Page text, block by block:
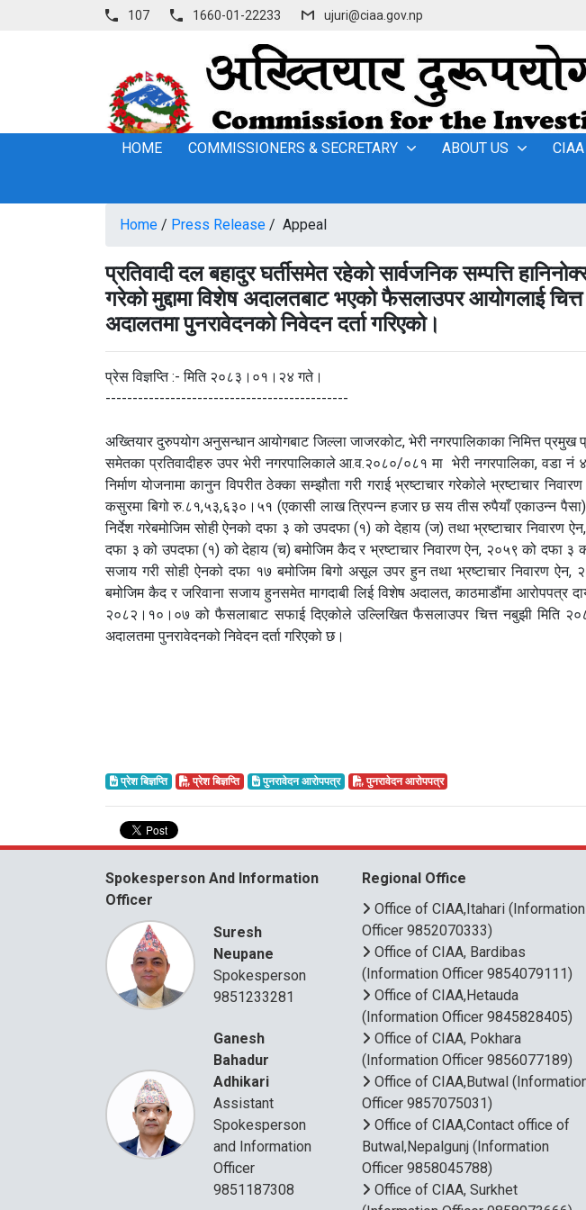
107 1660-01-22233 ujuri@ciaa.gov.np
HOME COMMISSIONERS & SECRETARY ABOUT US
Home / Press Release / Appeal
प्रतिवादी दल बहादुर घर्तीसमेत रहेको सार्वजनिक सम्पत्ति
गरेको मुद्दामा विशेष अदालतबाट भएको फैसलाउपर आयोगलाई चित्त
अदालतमा पुनरावेदनको निवेदन दर्ता गरिएको।
प्रेस विज्ञप्ति :- मिति २०८३।०१।२४ गते।
---------------------------------------------
अख्तियार दुरुपयोग अनुसन्धान आयोगबाट जिल्ला जाजरकोट, भेरी नगरपालिकाका निमित्त प्रमुख
समेतका प्रतिवादीहरु उपर भेरी नगरपालिकाले आ.व.२०८०/०८१ मा भेरी नगरपालिका, वडा नं ४
निर्माण योजनामा कानुन विपरीत ठेक्का सम्झौता गरी गराई भ्रष्टाचार गरेकोले भ्रष्टाचार
कसुरमा बिगो रु.८१,५३,६३०।५१ (एकासी लाख त्रिपन्न हजार छ सय तीस रुपैयाँ एकाउन्न
निर्देश गरेबमोजिम सोही ऐनको दफा ३ को उपदफा (१) को देहाय (ज) तथा भ्रष्टाचार निवारण
दफा ३ को उपदफा (१) को देहाय (च) बमोजिम कैद र भ्रष्टाचार निवारण ऐन, २०५९ को दफा ३
सजाय गरी सोही ऐनको दफा १७ बमोजिम बिगो असूल उपर हुन तथा भ्रष्टाचार निवारण
बमोजिम कैद र जरिवाना सजाय हुनसमेत मागदाबी लिई विशेष अदालत, काठमाडौंमा आरोपपत्र
२०८२।१०।०७ को फैसलाबाट सफाई दिएकोले उल्लिखित फैसलाउपर चित्त नबुझी मिति
अदालतमा पुनरावेदनको निवेदन दर्ता गरिएको छ।
प्रेश बिज्ञप्ति प्रेश बिज्ञप्ति पुनरावेदन आरोपपत्र पुनरावेदन आरोपपत्र
Spokesperson And Information
Officer
Suresh
Neupane
Spokesperson
9851233281
Ganesh
Bahadur
Adhikari
Assistant
Spokesperson
and Information
Officer
9851187308
Regional Office
Office of CIAA,Itahari (Information
Officer 9852070333)
Office of CIAA, Bardibas
(Information Officer 9854079111)
Office of CIAA,Hetauda
(Information Officer 9845828405)
Office of CIAA, Pokhara
(Information Officer 9856077189)
Office of CIAA,Butwal
Officer 9857075031)
Office of CIAA,Contact office of
Butwal,Nepalgunj (Information
Officer 9858045788)
Office of CIAA, Surkhet